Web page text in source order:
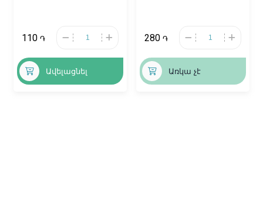
110 ֏
Ավելացնել
280 ֏
Առկա չէ